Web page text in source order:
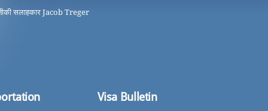
सलाहकार Jacob Treger
Visa Bulletin